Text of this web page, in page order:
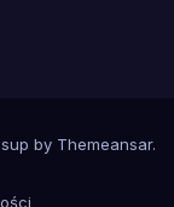
by Themeansar.